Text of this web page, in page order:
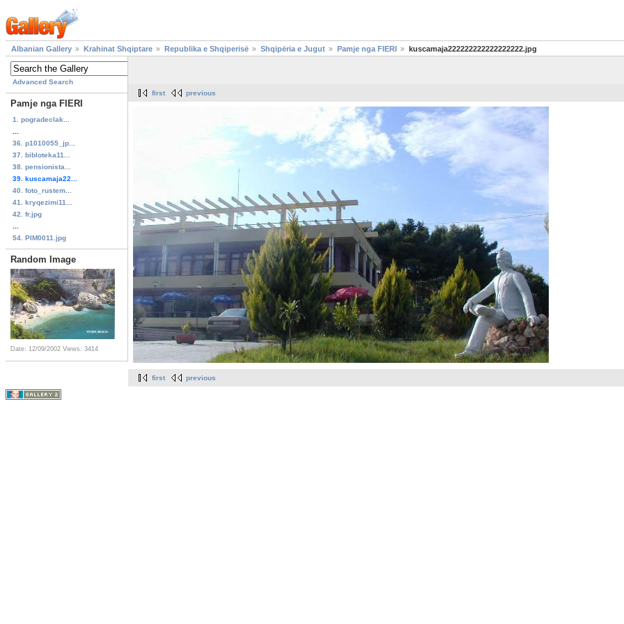
Albanian Gallery Krahinat Shqiptare Republika e Shqiperisë Shqipëria e Jugut Pamje nga FIERI kuscamaja222222222222222222.jpg
Advanced Search
Pamje nga FIERI
1. pogradeclak...
36. p1010055_jp...
37. bibloteka11...
38. pensionista...
39. kuscamaja22...
40. foto_rustem...
41. kryqezimi11...
42. fr.jpg
54. PIM0011.jpg
Random Image
Date: 12/09/2002 Views: 3414
first previous
first previous